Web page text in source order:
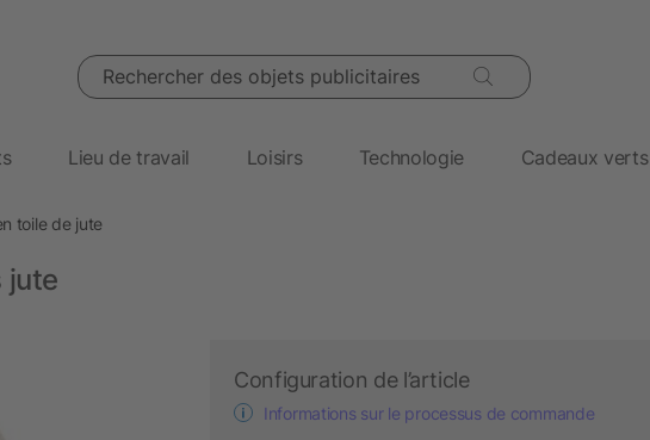
Rechercher des objets publicitaires
Lieu de travail Loisirs Technologie Cadeaux verts
toile de jute
jute
Configuration de l’article
Informations sur le processus de commande